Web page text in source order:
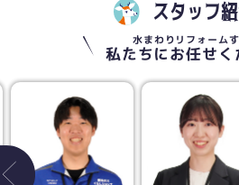
スタッフ
水まわりリフォーム
私たちにお任せく